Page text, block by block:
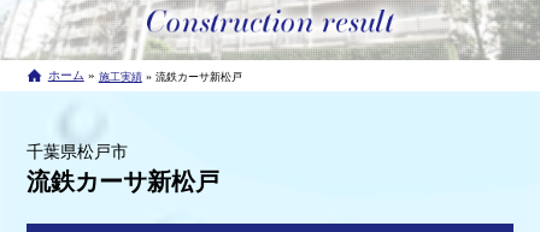
ホーム » 施工実績» 流鉄カーサ新松戸
千葉県松戸市
流鉄カーサ新松戸